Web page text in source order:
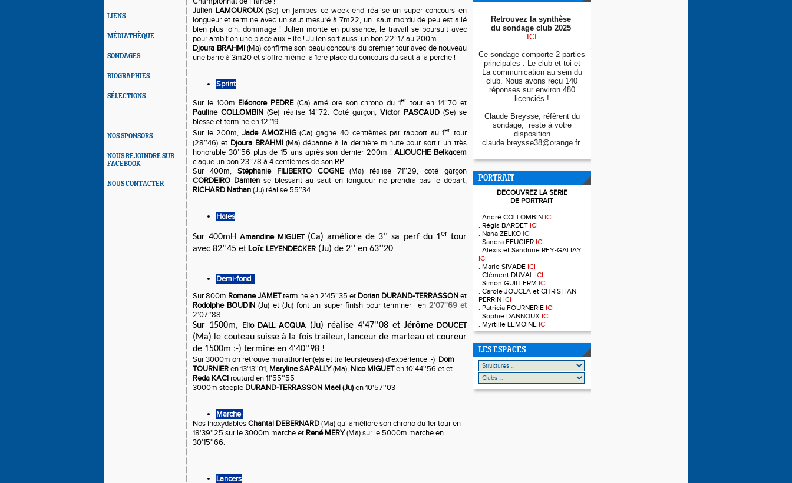
LIENS
MÉDIATHÈQUE
SONDAGES
BIOGRAPHIES
SÉLECTIONS
--------
NOS SPONSORS
NOUS REJOINDRE SUR
FACEBOOK
NOUS CONTACTER
--------
Julien LAMOUROUX(Se) en jambes ce week-end réalise un super concours en
longueur et termine avec un saut mesuré à 7m22, un saut mordu de peu est allé
bien plus loin, dommage ! Julien monte en puissance, le travail se poursuit avec
pour ambition une place aux Elite ! Julien sort aussi un bon 22’’17 au 200m.
Djoura BRAHMI(Ma) confirme son beau concours du premier tour avec de nouveau
une barre à 3m20 et s’offre même la 1ere place du concours du saut à la perche !
Sprint
Sur le 100m Eléonore PEDRE(Ca) améliore son chrono du 1er tour en 14’’70 et
Pauline COLLOMBIN (Se) réalise 14’’72. Coté garçon,Victor PASCAUD(Se) se
blesse et termine en 12’’19.
Sur le 200m,Jade AMOZHIG(Ca) gagne 40 centièmes par rapport au 1er tour
(28’’46) et Djoura BRAHMI(Ma) dépanne à la dernière minute pour sortir un très
honorable 30’’56 plus de 15 ans après son dernier 200m !ALIOUCHE Belkacem
claque un bon 23’’78 à 4 centièmes de son RP.
Sur 400m, Stéphanie FILIBERTO COGNE(Ma) réalise 71’’29, coté garçon
CORDEIRO Damiense blessant au saut en longueur ne prendra pas le départ,
RICHARD Nathan(Ju) réalise 55’’34.
Haies
Sur 400mHAmandine MIGUET (Ca) améliore de 3’’ sa perf du 1er tour
avec 82’’45 et Loïc LEYENDECKER (Ju) de 2’’ en 63’’20
Demi-fond
Sur 800m Romane JAMETtermine en 2’45’’35 et Dorian DURAND-TERRASSONet
Rodolphe BOUDIN(Ju) et (Ju) font un super finish pour terminer en 2'07''69 et
2’07’’88.
Sur 1500m, Elio DALL ACQUA (Ju) réalise 4'47''08 et Jérôme DOUCET
(Ma) le couteau suisse à la fois traileur, lanceur de marteau et coureur
de 1500m :-) termine en 4'40''98 !
Sur 3000m on retrouve marathonien(e)s et traileurs(euses) d'expérience :-) Dom
TOURNIERen 13'13''01, Maryline SAPALLY(Ma), Nico MIGUETen 10'44''56 et et
Reda KACI routard en 11'55''55
3000m steeple DURAND-TERRASSON Mael (Ju)en 10'57''03
Marche
Nos inoxydablesChantal DEBERNARD(Ma) qui améliore son chrono du 1er tour en
18'39''25 sur le 3000m marche et René MERY(Ma) sur le 5000m marche en
30'15''66.
Lancers
Retrouvez la synthèse
du sondage club 2025
ICI
Ce sondage comporte 2 parties
principales : Le club et toi et
La communication au sein du
club. Nous avons reçu 140
réponses sur environ 480
licenciés !
Claude Breysse, réfèrent du
sondage, reste à votre
disposition
claude.breysse38@orange.fr
PORTRAIT
DECOUVREZ LA SERIE
DE PORTRAIT
. André COLLOMBIN ICI
. Régis BARDET ICI
. Nana ZELKO ICI
. Sandra FEUGIER ICI
. Alexis et Sandrine REY-GALIAY
ICI
. Marie SIVADE ICI
. Clément DUVAL ICI
. Simon GUILLERM ICI
. Carole JOUCLA et CHRISTIAN
PERRIN ICI
. Patricia FOURNERIE ICI
. Sophie DANNOUX ICI
. Myrtille LEMOINE ICI
LES ESPACES